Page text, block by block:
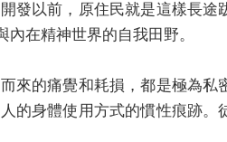
內在精神世界的自我田野。
的身體使用方式的慣性痕跡。